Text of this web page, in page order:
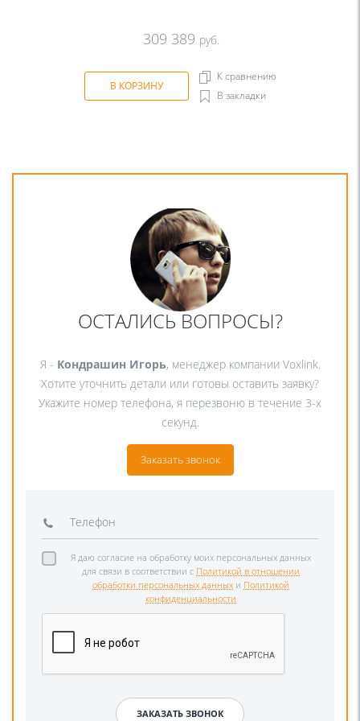
309 389 руб.
В КОРЗИНУ
К сравнению
В закладки
ОСТАЛИСЬ ВОПРОСЫ?
Я - Кондрашин Игорь, менеджер компании Voxlink.
Хотите уточнить детали или готовы оставить заявку?
Укажите номер телефона, я перезвоню в течение 3-х
секунд.
Заказать звонок
Я даю согласие на обработку моих персональных данных
для связи в соответствии с Политикой в отношении
обработки персональных данных и Политикой
конфиденциальности